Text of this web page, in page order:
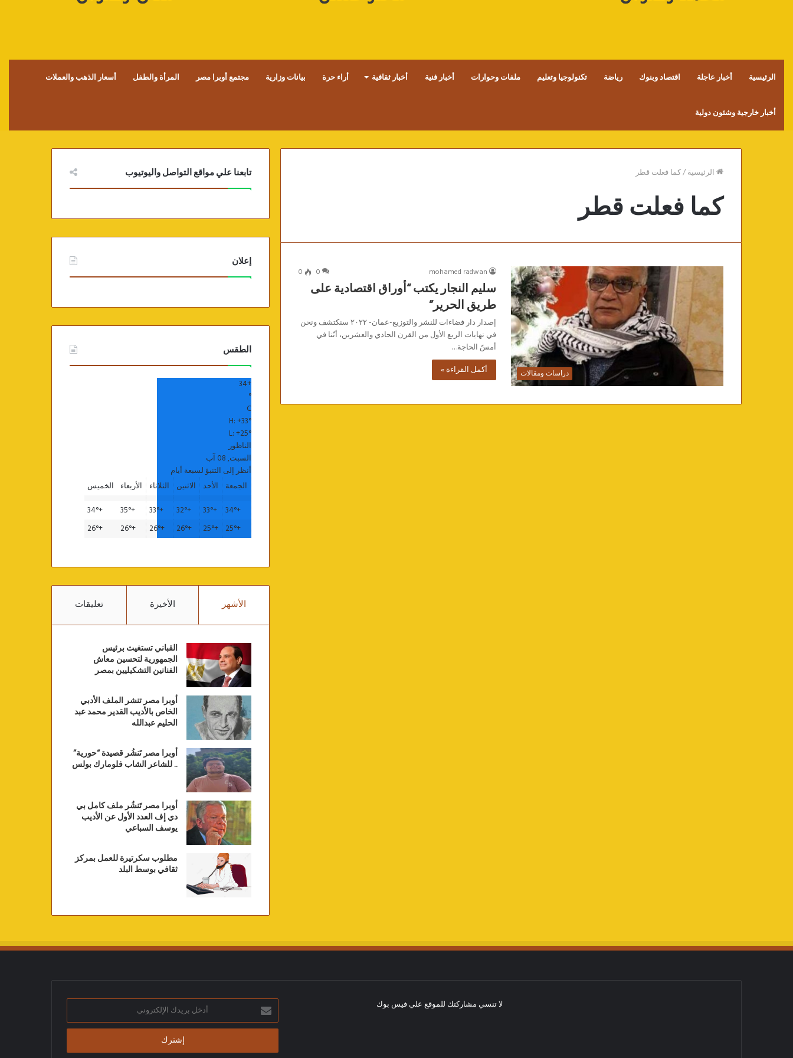
الرئيسية أخبار عاجلة اقتصاد وبنوك رياضة تكنولوجيا وتعليم ملفات وحوارات أخبار فنية أخبار ثقافية أراء حرة بيانات وزارية مجتمع أوبرا مصر المرأة والطفل أسعار الذهب والعملات
أخبار خارجية وشئون دولية
الرئيسية/كما فعلت قطر
كما فعلت قطر
دراسات ومقالات
mohamed radwan
0
0
سليم النجار يكتب “أوراق اقتصادية على
طريق الحرير”
إصدار دار فضاءات للنشر والتوزيع-عمان- ٢٠٢٢ سنكتشف ونحن
في نهايات الربع الأول من القرن الحادي والعشرين، أنّنا في
أمسّ الحاجة…
أكمل القراءة »
تابعنا علي مواقع التواصل واليوتيوب
إعلان
الطقس
+
34
°
C
H:+33°
L:+25°
الناظور
السبت, 08 آب
أنظر إلى التنبؤ لسبعة أيام
الجمعة
الأحد الاثنين الثلاثاء الأربعاء
الخميس
+
34°
+
33°
+
32°
+
33°
+
35°
+
34°
+
25°
+
25°
+
26°
+
26°
+
26°
+
26°
الأشهر الأخيرة تعليقات
القباني تستغيث برئيس
الجمهورية لتحسين معاش
الفنانين التشكيليين بمصر
أوبرا مصر تنشر الملف الأدبي
الخاص بالأديب القدير محمد عبد
الحليم عبدالله
أوبرا مصر تَنشُر قصيدة “حورية”
.. للشاعر الشاب فلومارك بولس
أوبرا مصر تَنشُر ملف كامل بي
دي إف العدد الأول عن الأديب
يوسف السباعي
مطلوب سكرتيرة للعمل بمركز
ثقافي بوسط البلد
لا تنسي مشاركتك للموقع علي فيس بوك
أدخل
بريدك
الإلكتروني